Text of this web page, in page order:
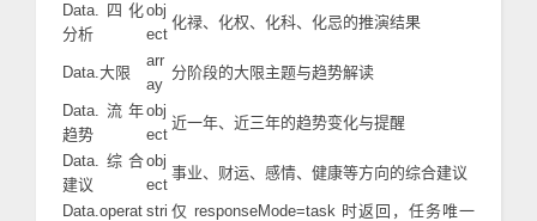
Data.四化
分析
obj
ect
化禄、化权、化科、化忌的推演结果
Data.大限
arr
ay
分阶段的大限主题与趋势解读
Data.流年
趋势
obj
ect
近一年、近三年的趋势变化与提醒
Data.综合
建议
obj
ect
事业、财运、感情、健康等方向的综合建议
Data.operat stri 仅 responseMode=task 时返回，任务唯一